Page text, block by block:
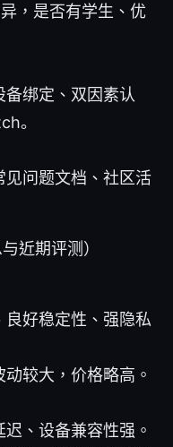
，是否有学生、优
绑定、双因素认
。
见问题文档、社区活
近期评测）
好稳定性、强隐私
较大，价格略高。
、设备兼容性强。